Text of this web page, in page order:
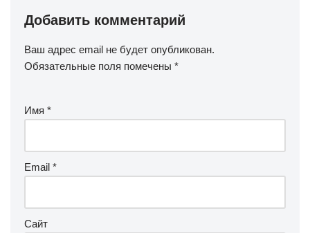
Добавить комментарий
Ваш адрес email не будет опубликован.
Обязательные поля помечены *
Имя *
Email *
Сайт